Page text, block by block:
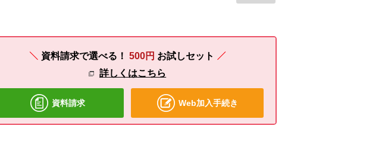
資料請求で選べる！ 500円 お試しセット
詳しくはこちら
資料請求 Web加入手続き